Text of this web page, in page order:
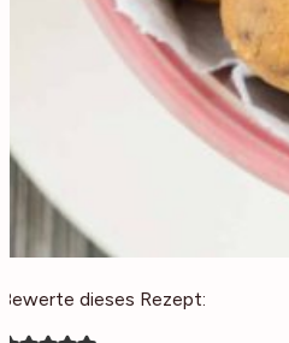
Bewerte dieses Rezept: